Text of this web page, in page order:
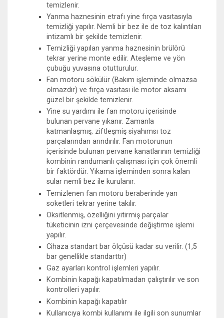
temizlenir.
Yanma haznesinin etrafı yine fırça vasıtasıyla
temizliği yapılır. Nemli bir bez ile de toz kalıntıları
intizamlı bir şekilde temizlenir.
Temizliği yapılan yanma haznesinin brülörü
tekrar yerine monte edilir. Ateşleme ve yön
çubuğu yuvasına otutturulur.
Fan motoru sökülür (Bakım işleminde olmazsa
olmazdır) ve fırça vasıtası ile motor aksamı
güzel bir şekilde temizlenir.
Yine su yardımı ile fan motoru içerisinde
bulunan pervane yıkanır. Zamanla
katmanlaşmış, ziftleşmiş siyahımsı toz
parçalarından arındırılır. Fan motorunun
içerisinde bulunan pervane kanatlarının temizliği
kombinin randumanlı çalışması için çok önemli
bir faktördür. Yıkama işleminden sonra kalan
sular nemli bez ile kurulanır.
Temizlenen fan motoru beraberinde yan
soketleri tekrar yerine takılır.
Oksitlenmiş, özelliğini yitirmiş parçalar
tüketicinin izni çerçevesinde değiştirme işlemi
yapılır.
Cihaza standart bar ölçüsü kadar su verilir. (1,5
bar genellikle standarttır)
Gaz ayarları kontrol işlemleri yapılır.
Kombinin kapağı kapatılmadan çalıştırılır ve son
kontrolleri yapılır.
Kombinin kapağı kapatılır
Kullanıcıya kombi kullanımı ile ilgili son sunumlar